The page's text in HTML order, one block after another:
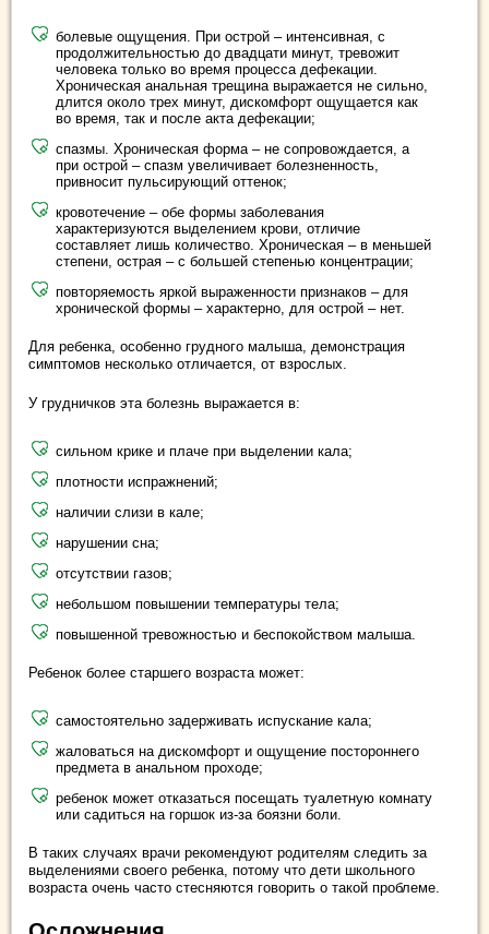
болевые ощущения. При острой – интенсивная, с
продолжительностью до двадцати минут, тревожит
человека только во время процесса дефекации.
Хроническая анальная трещина выражается не сильно,
длится около трех минут, дискомфорт ощущается как
во время, так и после акта дефекации;
спазмы. Хроническая форма – не сопровождается, а
при острой – спазм увеличивает болезненность,
привносит пульсирующий оттенок;
кровотечение – обе формы заболевания
характеризуются выделением крови, отличие
составляет лишь количество. Хроническая – в меньшей
степени, острая – с большей степенью концентрации;
повторяемость яркой выраженности признаков – для
хронической формы – характерно, для острой – нет.
Для ребенка, особенно грудного малыша, демонстрация
симптомов несколько отличается, от взрослых.
У грудничков эта болезнь выражается в:
сильном крике и плаче при выделении кала;
плотности испражнений;
наличии слизи в кале;
нарушении сна;
отсутствии газов;
небольшом повышении температуры тела;
повышенной тревожностью и беспокойством малыша.
Ребенок более старшего возраста может:
самостоятельно задерживать испускание кала;
жаловаться на дискомфорт и ощущение постороннего
предмета в анальном проходе;
ребенок может отказаться посещать туалетную комнату
или садиться на горшок из-за боязни боли.
В таких случаях врачи рекомендуют родителям следить за
выделениями своего ребенка, потому что дети школьного
возраста очень часто стесняются говорить о такой проблеме.